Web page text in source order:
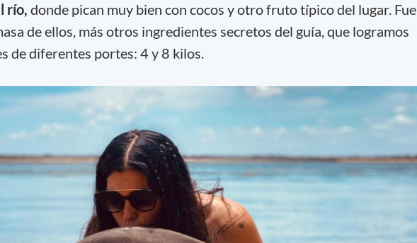
río, donde pican muy bien con cocos y otro fruto típico del lugar. Fue
de ellos, más otros ingredientes secretos del guía, que logramos
de diferentes portes: 4 y 8 kilos.